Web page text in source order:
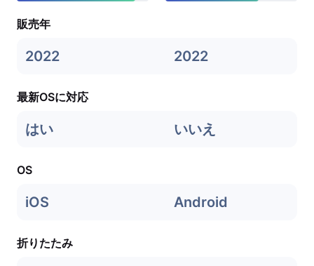
販売年
2022 2022
最新OSに対応
はい いいえ
OS
iOS Android
折りたたみ